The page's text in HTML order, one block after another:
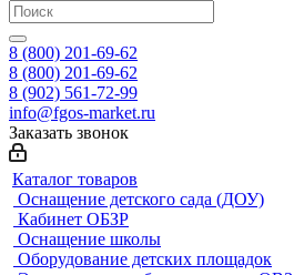
8 (800) 201-69-62
8 (800) 201-69-62
8 (902) 561-72-99
info@fgos-market.ru
Заказать звонок
Каталог товаров
Оснащение детского сада (ДОУ)
Кабинет ОБЗР
Оснащение школы
Оборудование детских площадок